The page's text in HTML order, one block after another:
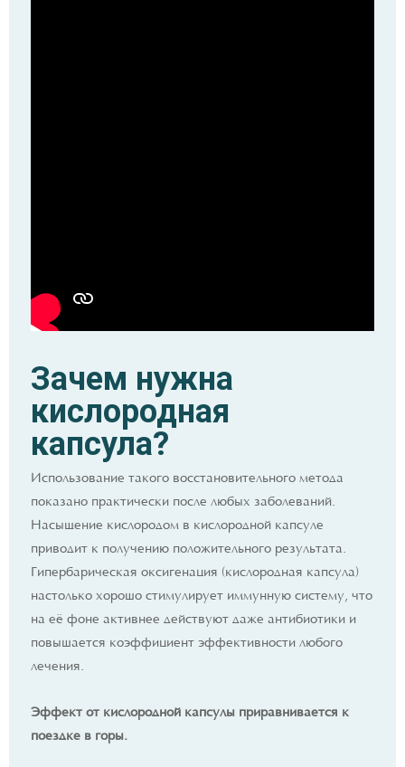
Зачем нужна
кислородная
капсула?
Использование такого восстановительного метода
показано практически после любых заболеваний.
Насыщение кислородом в кислородной капсуле
приводит к получению положительного результата.
Гипербарическая оксигенация (кислородная капсула)
настолько хорошо стимулирует иммунную систему, что
на её фоне активнее действуют даже антибиотики и
повышается коэффициент эффективности любого
лечения.
Эффект от кислородной капсулы приравнивается к
поездке в горы.